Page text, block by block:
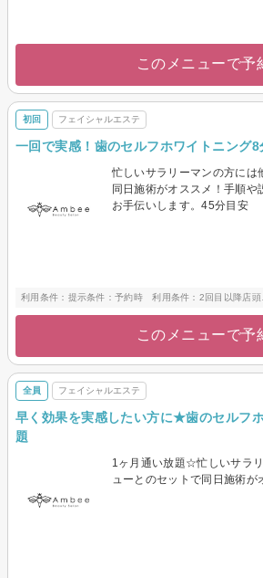
このメニューで予
初回 フェイシャルエステ
一回で実感！歯のセルフホワイトニング
忙しいサラリーマンの方には
同日施術がオススメ！手順や
お手伝いします。45分目安
利用条件：提示条件：予約時 利用条件：2回目以降店
このメニューで予
全員 フェイシャルエステ
早く効果を実感したい方に★歯のセルフ
題
1ヶ月通い放題☆忙しいサラ
ューとのセットで同日施術が